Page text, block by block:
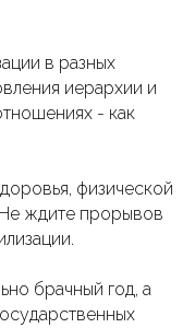
в разных
иерархии и
- как
физической
ждите прорывов
брачный год, а